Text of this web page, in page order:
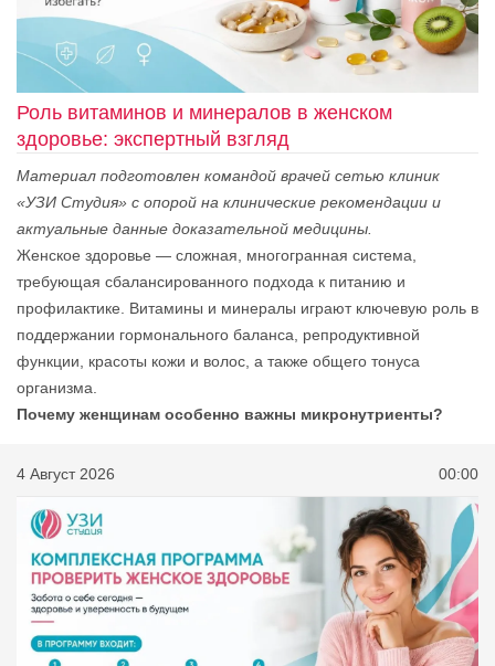
Роль витаминов и минералов в женском
здоровье: экспертный взгляд
Материал подготовлен командой врачей сетью клиник
«УЗИ Студия» с опорой на клинические рекомендации и
актуальные данные доказательной медицины.
Женское здоровье — сложная, многогранная система,
требующая сбалансированного подхода к питанию и
профилактике. Витамины и минералы играют ключевую роль в
поддержании гормонального баланса, репродуктивной
функции, красоты кожи и волос, а также общего тонуса
организма.
Почему женщинам особенно важны микронутриенты?
4 Август 2026 00:00